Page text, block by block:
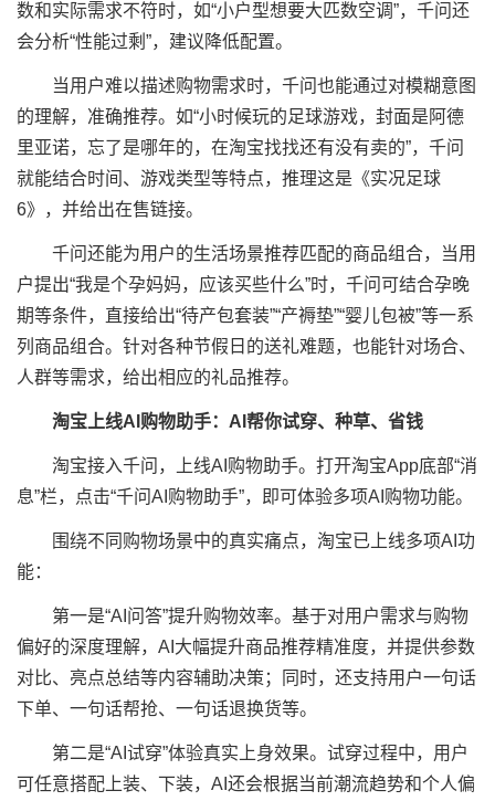
数和实际需求不符时，如“小户型想要大匹数空调”，千问还
会分析“性能过剩”，建议降低配置。
当用户难以描述购物需求时，千问也能通过对模糊意图
的理解，准确推荐。如“小时候玩的足球游戏，封面是阿德
里亚诺，忘了是哪年的，在淘宝找找还有没有卖的”，千问
就能结合时间、游戏类型等特点，推理这是《实况足球
6》，并给出在售链接。
千问还能为用户的生活场景推荐匹配的商品组合，当用
户提出“我是个孕妈妈，应该买些什么”时，千问可结合孕晚
期等条件，直接给出“待产包套装”“产褥垫”“婴儿包被”等一系
列商品组合。针对各种节假日的送礼难题，也能针对场合、
人群等需求，给出相应的礼品推荐。
淘宝上线AI购物助手：AI帮你试穿、种草、省钱
淘宝接入千问，上线AI购物助手。打开淘宝App底部“消
息”栏，点击“千问AI购物助手”，即可体验多项AI购物功能。
围绕不同购物场景中的真实痛点，淘宝已上线多项AI功
能：
第一是“AI问答”提升购物效率。基于对用户需求与购物
偏好的深度理解，AI大幅提升商品推荐精准度，并提供参数
对比、亮点总结等内容辅助决策；同时，还支持用户一句话
下单、一句话帮抢、一句话退换货等。
第二是“AI试穿”体验真实上身效果。试穿过程中，用户
可任意搭配上装、下装，AI还会根据当前潮流趋势和个人偏